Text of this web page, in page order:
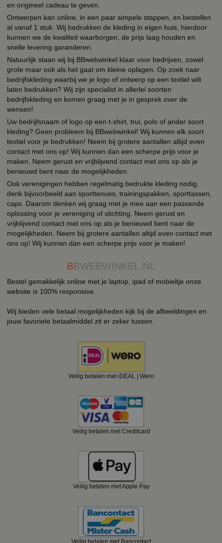
en origineel cadeau te geven.
Ontwerpen kan online, in een paar simpele stappen, en bestellen
al vanaf 1 stuk. Wij bedrukken de kleding in eigen huis, hierdoor
kunnen we de kwaliteit waarborgen, de prijs laag houden en
snelle levering garanderen.
Natuurlijk staan wij bij BBwebwinkel klaar voor bedrijven, zowel
grote maar ook als het gaat om kleine oplagen. Op zoek naar
bedrijfskleding waarbij we je logo of ontwerp op een textiel wilt
laten bedrukken? Wij zijn specialist in allerlei soorten
bedrijfskleding en komen graag met je in gesprek over de
wensen!
Uw bedrijfsnaam of logo op een t-shirt, trui, polo of ander soort
kleding? Geen probleem bij BBwebwinkel! Wij kunnen elk soort
textiel voor je bedrukken! Neem bij grotere aantallen altijd even
contact met ons op! Wij kunnen dan een scherpe prijs voor je
maken. Neem gerust en vrijblijvend contact met ons op als je
benieuwd bent naar de mogelijkheden.
Ook verenigingen hebben regelmatig bedrukte kleding nodig,
denk bijvoorbeeld aan sporttenues, trainingspakken, sporttassen,
caps. Daarom denken wij graag met je mee aan een passende
oplossing voor je vereniging of stichting. Neem gerust en
vrijblijvend contact met ons op als je benieuwd bent naar de
mogelijkheden. Neem bij grotere aantallen altijd even contact met
ons op! Wij kunnen dan een scherpe prijs voor je maken!
BBWEBWINKEL.NL
Bestel gemakkelijk online met je laptop, ipad of mobieltje onze
website is 100% responsive.
Wij bieden vele betaal mogelijkheden kijk bij de afbeeldingen en
jouw favoriete betaalmiddel zit er zeker tussen.
Veilig betalen met iDEAL | Wero
Veilig betalen met Creditcard
Veilig betalen met Apple Pay